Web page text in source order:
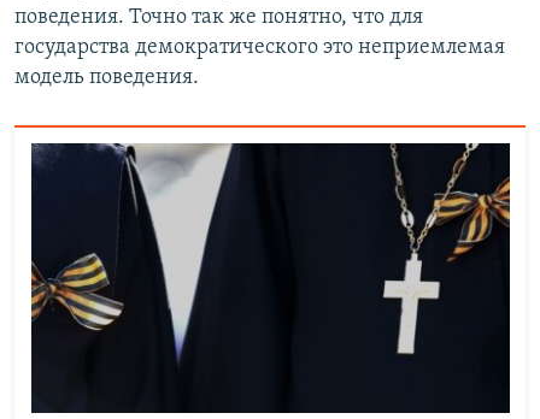
поведения. Точно так же понятно, что для
государства демократического это неприемлемая
модель поведения.